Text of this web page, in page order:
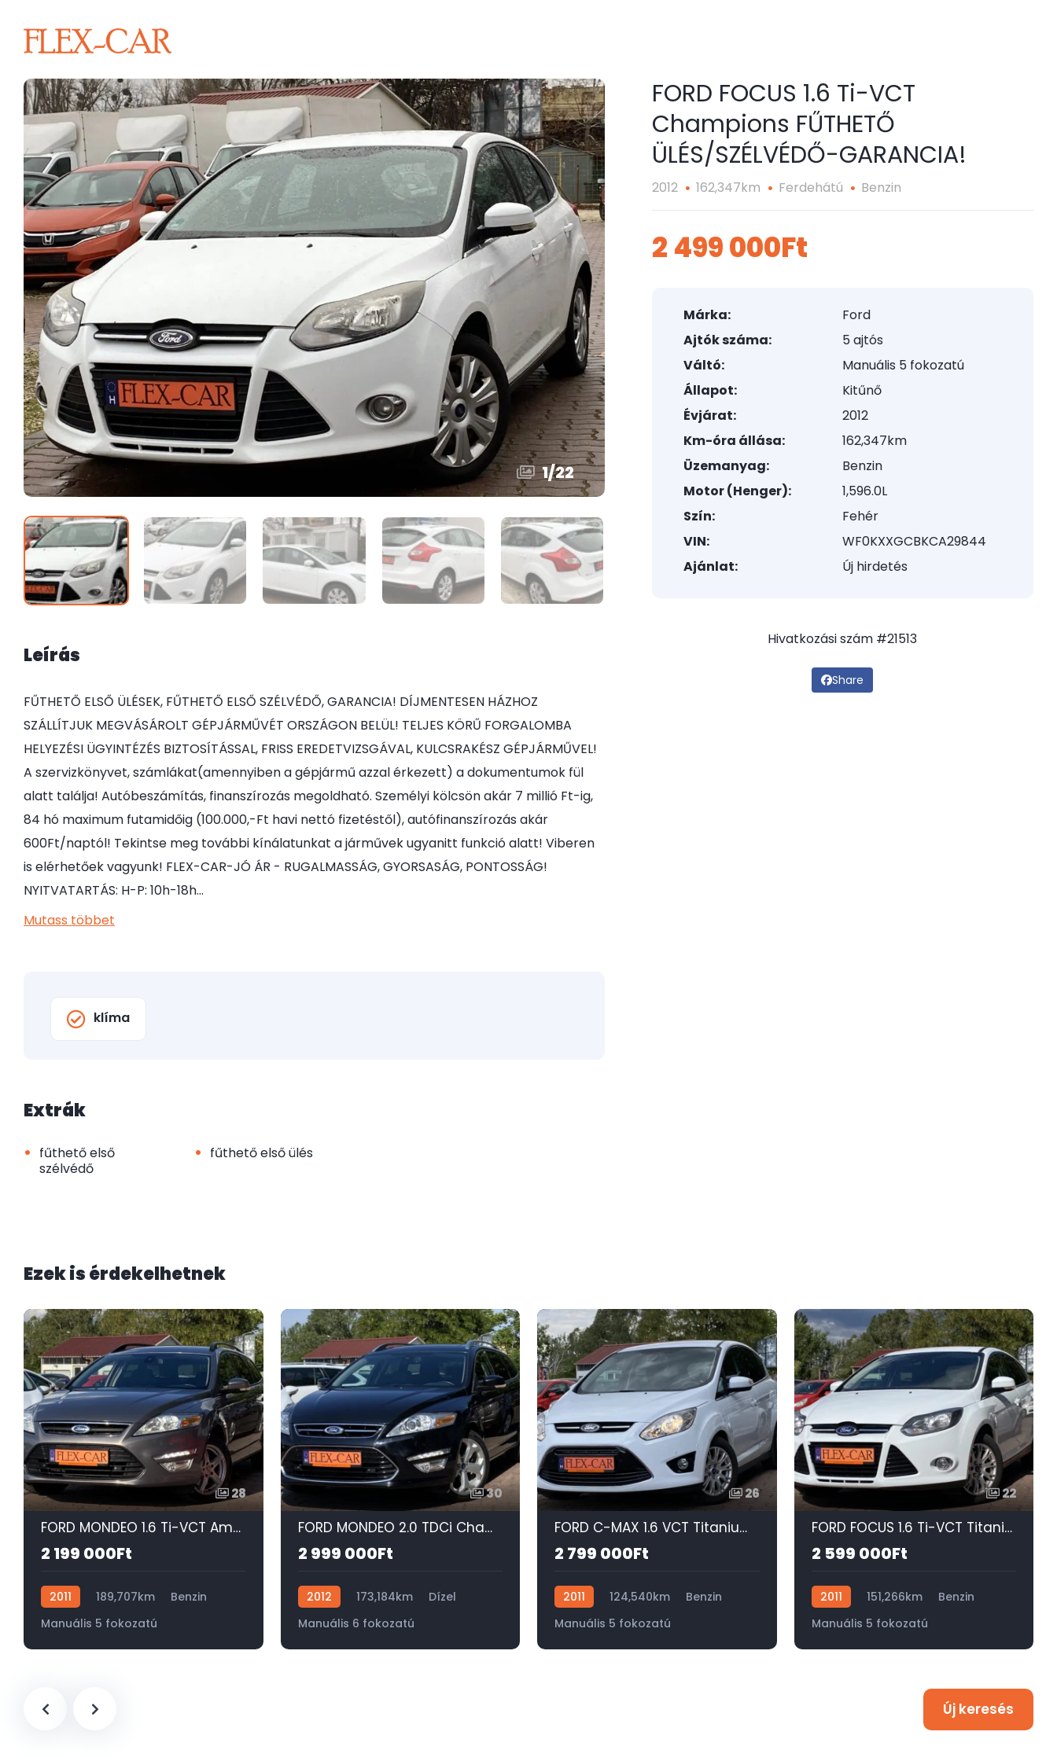
1/22
Leírás
FŰTHETŐ ELSŐ ÜLÉSEK, FŰTHETŐ ELSŐ SZÉLVÉDŐ, GARANCIA! DÍJMENTESEN HÁZHOZ
SZÁLLÍTJUK MEGVÁSÁROLT GÉPJÁRMŰVÉT ORSZÁGON BELÜL! TELJES KÖRŰ FORGALOMBA
HELYEZÉSI ÜGYINTÉZÉS BIZTOSÍTÁSSAL, FRISS EREDETVIZSGÁVAL, KULCSRAKÉSZ GÉPJÁRMŰVEL!
A szervizkönyvet, számlákat(amennyiben a gépjármű azzal érkezett) a dokumentumok fül
alatt találja! Autóbeszámítás, finanszírozás megoldható. Személyi kölcsön akár 7 millió Ft-ig,
84 hó maximum futamidőig (100.000,-Ft havi nettó fizetéstől), autófinanszírozás akár
600Ft/naptól! Tekintse meg további kínálatunkat a járművek ugyanitt funkció alatt! Viberen
is elérhetőek vagyunk! FLEX-CAR-JÓ ÁR - RUGALMASSÁG, GYORSASÁG, PONTOSSÁG!
NYITVATARTÁS: H-P: 10h-18h…
Mutass többet
klíma
Extrák
• fűthető első
szélvédő
• fűthető első ülés
FORD FOCUS 1.6 Ti-VCT
Champions FŰTHETŐ
ÜLÉS/SZÉLVÉDŐ-GARANCIA!
2012 162,347km Ferdehátú Benzin
2 499 000Ft
Márka:
Ford
Ajtók száma:
5 ajtós
Váltó:
Manuális 5 fokozatú
Állapot:
Kitűnő
Évjárat:
2012
Km-óra állása:
162,347km
Üzemanyag:
Benzin
Motor (Henger):
1,596.0L
Szín:
Fehér
VIN:
WF0KXXGCBKCA29844
Ajánlat:
Új hirdetés
Hivatkozási szám #21513
Share
Ezek is érdekelhetnek
28
FORD MONDEO 1.6 Ti-VCT Ambiente SZÉP-ÜLÉSFŰTÉS-DIGIT KLÍMA-SONY-TEMPOMAT-PDC!
2 199 000Ft
2011 189,707km
Benzin
Manuális 5 fokozatú
30
FORD MONDEO 2.0 TDCi Champions Titanium NAPFÉNYTETŐ-XENON-MEMÓRIÁS FŰTHETŐ BŐRÜLÉS-KEYLESS-GO!
2 999 000Ft
2012 173,184km
Dízel
Manuális 6 fokozatú
26
FORD C-MAX 1.6 VCT Titanium 124 E KM-125 LE-SONY HIFI-ÜLÉSFŰTÉS-TEMPOMAT-PARKOL​ÓASSZISZTENS-PDC!
2 799 000Ft
2011 124,540km
Benzin
Manuális 5 fokozatú
22
FORD FOCUS 1.6 Ti-VCT Titanium TEMPOMAT-ELEKTROMOS FÉLBŐR ÜLÉS-ÜLÉSFŰTÉS-VONÓHOROG-DUPLA DIGIT KLÍMA!
2 599 000Ft
2011 151,266km
Benzin
Manuális 5 fokozatú
Új keresés